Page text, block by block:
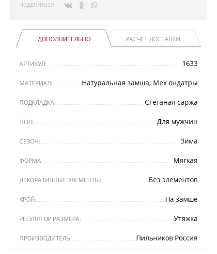
ПОДЕЛИТЬСЯ
ДОПОЛНИТЕЛЬНО РАСЧЕТ ДОСТАВКИ
АРТИКУЛ: 1633
МАТЕРИАЛ: Натуральная замша; Мех ондатры
ПОДКЛАДКА: Стеганая саржа
ПОЛ: Для мужчин
СЕЗОН: Зима
ФОРМА: Мягкая
ДЕКОРАТИВНЫЕ ЭЛЕМЕНТЫ: Без элементов
КРОЙ: На замше
РЕГУЛЯТОР РАЗМЕРА: Утяжка
ПРОИЗВОДИТЕЛЬ: Пильников Россия